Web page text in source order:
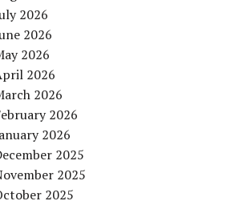
2026
2026
2026
2026
2026
2026
2026
2025
2025
2025